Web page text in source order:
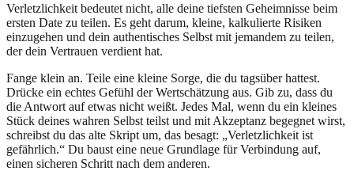
Verletzlichkeit bedeutet nicht, alle deine tiefsten Geheimnisse beim
ersten Date zu teilen. Es geht darum, kleine, kalkulierte Risiken
einzugehen und dein authentisches Selbst mit jemandem zu teilen,
der dein Vertrauen verdient hat.
Fange klein an. Teile eine kleine Sorge, die du tagsüber hattest.
Drücke ein echtes Gefühl der Wertschätzung aus. Gib zu, dass du
die Antwort auf etwas nicht weißt. Jedes Mal, wenn du ein kleines
Stück deines wahren Selbst teilst und mit Akzeptanz begegnet wirst,
schreibst du das alte Skript um, das besagt: „Verletzlichkeit ist
gefährlich.“ Du baust eine neue Grundlage für Verbindung auf,
einen sicheren Schritt nach dem anderen.